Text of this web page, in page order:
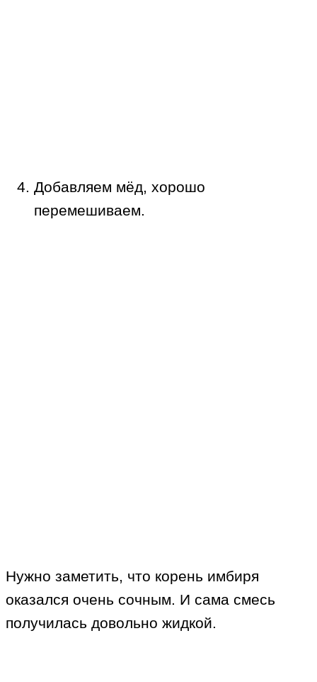
Добавляем мёд, хорошо
перемешиваем.
Нужно заметить, что корень имбиря
оказался очень сочным. И сама смесь
получилась довольно жидкой.